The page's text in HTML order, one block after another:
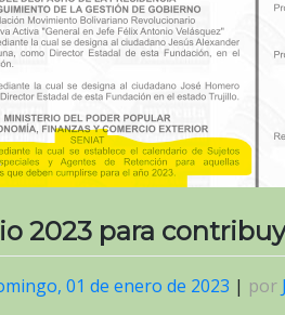
2023 para
01 de enero de 2023 | por